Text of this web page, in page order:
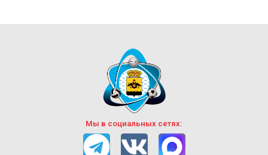
Мы в социальных сетях: